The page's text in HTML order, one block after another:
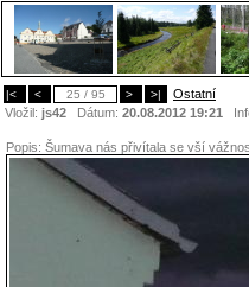
|< < 25 / 95 > >|
Ostatní
Vložil: js42 Dátum: 20.08.2012 19:21
Popis: Šumava nás přivítala se vší